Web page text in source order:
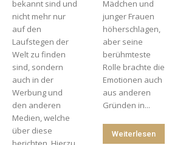
bekannt sind und
nicht mehr nur
auf den
Laufstegen der
Welt zu finden
sind, sondern
auch in der
Werbung und
den anderen
Medien, welche
über diese
Mädchen und
junger Frauen
höherschlagen,
aber seine
berühmteste
Rolle brachte die
Emotionen auch
aus anderen
Gründen in...
Weiterlesen